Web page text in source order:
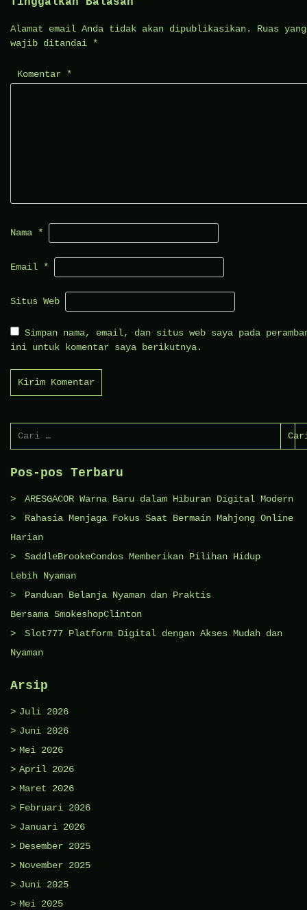
Alamat email Anda tidak akan dipublikasikan.
Ruas yang
wajib ditandai *
Komentar *
Nama *
Email *
Situs Web
Simpan nama, email, dan situs web saya pada
ini untuk komentar saya berikutnya.
Pos-pos Terbaru
ARESGACOR Warna Baru dalam Hiburan Digital Modern
Rahasia Menjaga Fokus Saat Bermain Mahjong Online
Harian
SaddleBrookeCondos Memberikan Pilihan Hidup
Lebih Nyaman
Panduan Belanja Nyaman dan Praktis
Bersama SmokeshopClinton
Slot777 Platform Digital dengan Akses Mudah dan
Nyaman
Arsip
Juli 2026
Juni 2026
Mei 2026
April 2026
Maret 2026
Februari 2026
Januari 2026
Desember 2025
November 2025
Juni 2025
Mei 2025